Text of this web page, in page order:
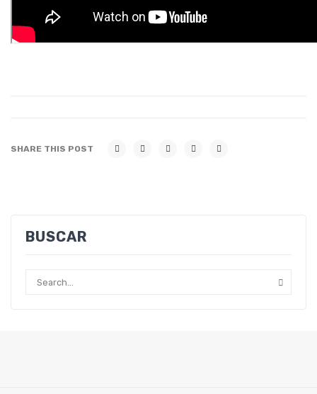
SHARE THIS POST
BUSCAR